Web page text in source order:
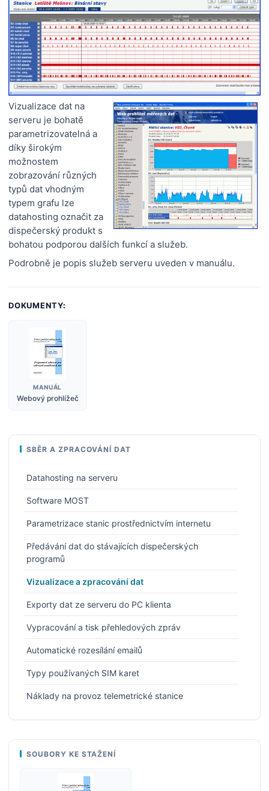
Vizualizace dat na
serveru je bohatě
parametrizovatelná a
díky širokým
možnostem
zobrazování různých
typů dat vhodným
typem grafu lze
datahosting označit za
dispečerský produkt s
bohatou podporou dalších funkcí a služeb.
Podrobně je popis služeb serveru uveden v manuálu.
DOKUMENTY:
MANUÁL
Webový prohlížeč
SBĚR A ZPRACOVÁNÍ DAT
Datahosting na serveru
Software MOST
Parametrizace stanic prostřednictvím internetu
Předávání dat do stávajících dispečerských
programů
Vizualizace a zpracování dat
Exporty dat ze serveru do PC klienta
Vypracování a tisk přehledových zpráv
Automatické rozesílání emailů
Typy používaných SIM karet
Náklady na provoz telemetrické stanice
SOUBORY KE STAŽENÍ